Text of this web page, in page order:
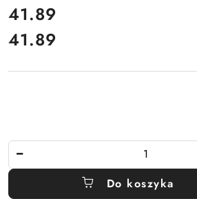
cena:
41.89
Cena:
41.89
Do koszyka